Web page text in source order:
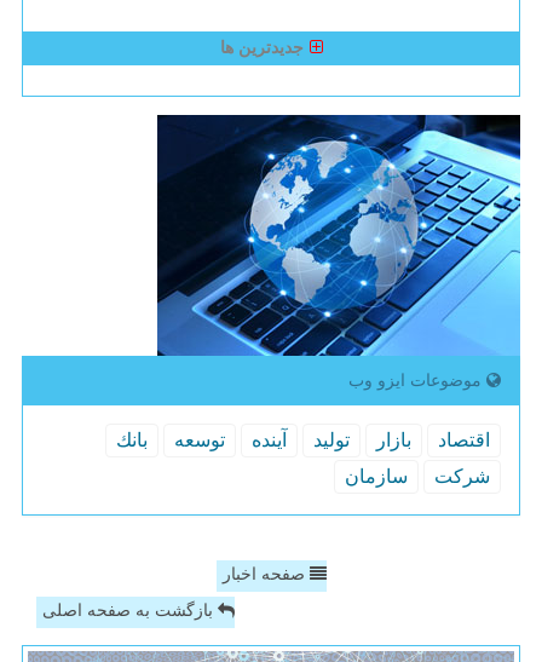
جدیدترین ها
موضوعات ایزو وب
اقتصاد بازار تولید آینده توسعه
بانك
شركت
سازمان
صفحه اخبار
بازگشت به صفحه اصلی